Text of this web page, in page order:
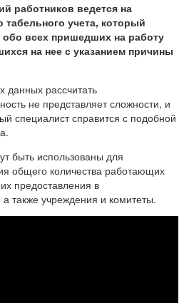
работников ведется на
учета, который
всех пришедших на работу
на нее с указанием причины
данных рассчитать
не представляет сложности, и
специалист справится с подобной
быть использованы для
общего количества работающих
предоставления в
также учреждения и комитеты.